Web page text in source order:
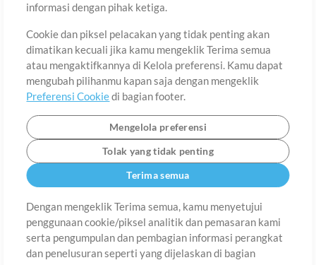
informasi dengan pihak ketiga.
Cookie dan piksel pelacakan yang tidak penting akan
dimatikan kecuali jika kamu mengeklik Terima semua
atau mengaktifkannya di Kelola preferensi. Kamu dapat
mengubah pilihanmu kapan saja dengan mengeklik
Preferensi Cookiedi bagian footer.
Mengelola preferensi
Tolak yang tidak penting
Terima semua
Dengan mengeklik Terima semua, kamu menyetujui
penggunaan cookie/piksel analitik dan pemasaran kami
serta pengumpulan dan pembagian informasi perangkat
dan penelusuran seperti yang dijelaskan di bagian
Provinsi Bahasa
Tentang Ketentuan Penggunaan Kebijakan Privasi
Preferensi
Cookie
Hubungi
©2006-2026 oleh MultiTracks.com LLC. Semua Hak Cipta Dilindungi